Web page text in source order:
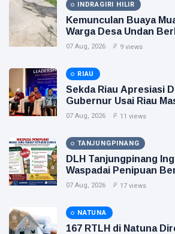
INDRAGIRI HILIR
Kemunculan Buaya
Warga Desa Undan
07 Aug, 2026 9 views
RIAU
Sekda Riau Apresiasi
Gubernur Usai Riau
ADLG Awards 2026
07 Aug, 2026 11 views
TANJUNGPINANG
DLH Tanjungpinang
Waspadai Penipuan
Pungut Retribusi
07 Aug, 2026 17 views
NATUNA
167 RTLH di Natuna